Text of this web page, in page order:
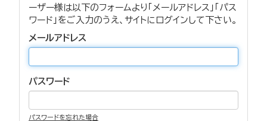
ーザー様は以下のフォームより「メールアドレス」「パス
ワード」をご入力のうえ、サイトにログインして下さい。
メールアドレス
パスワード
パスワードを忘れた場合